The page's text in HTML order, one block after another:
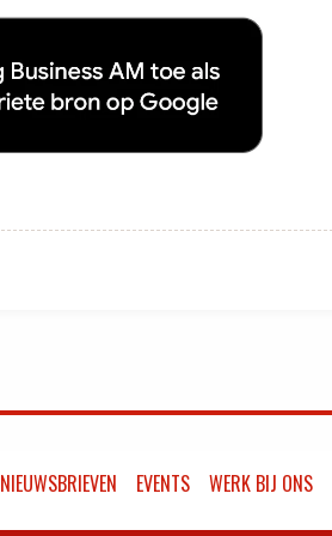
NIEUWSBRIEVEN EVENTS WERK BIJ ONS